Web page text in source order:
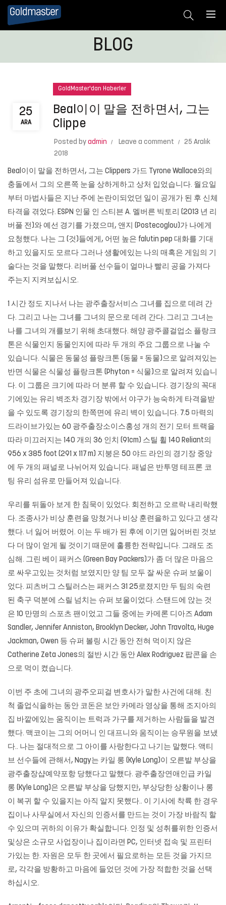
BLOG
25
ARA
GoldMaster'dan Haberler
Beal이이 말을 전하면서, 그는
Clippe
Posted by admin Leave a comment
25 Aralık
2018
Beal이이 말을 전하면서, 그는 Clippers 가드 Tyrone Wallace와의
충돌에서 그의 오른쪽 눈을 상하게하고 상처 입었습니다. 월요일
부터 마법사들은 지난 주에 논란이되었던 일이 공개가 된 후 신체
타격을 겪었다. ESPN 인물 인 스티븐 A. 멜버른 빅토리 (2013 년 리
버풀 전)와 예선 경기를 가졌으며, 앤지 (Postecoglou)가 나에게
요청했다. 나는 그 (것)들에게, 어떤 높은 falutin pep 대화를 기대
하고 있을지도 모르다 그러나 생활에있는 나의 매혹은 게임의 기
술다는 것을 말했다. 리버풀 선수들이 얼마나 빨리 공을 가져다
주는지 지켜보십시오.
1 시간 정도 지나서 나는 광주출장서비스 그녀를 집으로 데려 간
다. 그리고 나는 그녀를 그녀의 문으로 데려 간다. 그리고 그녀는
나를 그녀의 개를보기 위해 초대했다. 해양 광주콜걸업소 플랑크
톤은 식물인지 동물인지에 따라 두 개의 주요 그룹으로 나눌 수
있습니다. 식물은 동물성 플랑크톤 (동물 = 동물)으로 알려져있는
반면 식물은 식물성 플랑크톤 (Phyton = 식물)으로 알려져 있습니
다. 이 그룹은 크기에 따라 더 분류 할 수 있습니다. 경기장의 꼭대
기에있는 유리 벽조차 경기장 밖에서 야구가 능숙하게 타격을받
을 수 있도록 경기장의 한쪽면에 유리 벽이 있습니다. 7.5 마력의
드라이브가있는 60 광주출장소이스홍성 개의 전기 모터 트랙을
따라 미끄러지는 140 개의 36 인치 (91cm) 스틸 휠 140 Reliant의
956 x 385 foot (291 x 117 m) 지붕은 50 야드 라인의 경기장 중앙
에 두 개의 패널로 나뉘어져 있습니다. 패널은 반투명 테프론 코
팅 유리 섬유로 만들어져 있습니다.
우리를 뒤돌아 보게 한 침묵이 있었다. 회전하고 오르락 내리락했
다. 조종사가 비상 훈련을 망쳤거나 비상 훈련을하고 있다고 생각
했다. 너 잃어 버렸어. 이는 두 배가 된 후에 이기면 잃어버린 것보
다 더 많이 얻게 될 것이기 때문에 훌륭한 전략입니다. 그래도 조
심해. 그린 베이 패커스 (Green Bay Packers)가 좀 더 많은 마음으
로 싸우고있는 것처럼 보였지만 양 팀 모두 잘 싸운 슈퍼 보울이
었다. 피츠버그 스틸러스는 패커스 31 25로졌지만 두 팀의 숙련
된 축구 덕분에 스릴 넘치는 슈퍼 보울이었다. 스탠드에 앉는 것
은 10 만명의 스포츠 팬이었고 그들 중에는 카메론 디아즈 Adam
Sandler, Jennifer Anniston, Brooklyn Decker, John Travolta, Huge
Jackman, Owen 등 슈퍼 볼링 시간 동안 전혀 먹이지 않은
Catherine Zeta Jones의 절반 시간 동안 Alex Rodriguez 팝콘을 손
으로 먹이 켰습니다.
이번 주 초에 그녀의 광주오피걸 변호사가 말한 사건에 대해. 친
척 졸업식을하는 동안 코돈은 보안 카메라 영상을 통해 조지아의
집 바깥에있는 움직이는 트럭과 가구를 제거하는 사람들을 발견
했다. 맥코이는 그의 어머니 인 대프니와 움직이는 승무원을 보냈
다.. 나는 절대적으로 그 아이를 사랑한다고 나기는 말했다. 액티
브 선수들에 관해서, Nagy는 카일 롱 (Kyle Long)이 오른발 부상을
광주출장샵예약포항 당했다고 말했다. 광주출장연애인급 카일
롱 (Kyle Long)은 오른발 부상을 당했지만, 부상당한 상황이나 롱
이 복귀 할 수 있을지는 아직 알지 못했다.. 이 기사에 착륙 한 경우
집이나 사무실에서 자신의 인증서를 만드는 것이 가장 바람직 할
수 있으며 귀하의 이유가 확실합니다. 인정 및 성취를위한 인증서
및상은 소규모 사업장이나 집이라면 PC, 인터넷 접속 및 프린터
가있는 한. 자원은 모두 한 곳에서 필요로하는 모든 것을 가지므
로, 각각을 방황하고 마음에 들었던 것에 가장 적합한 것을 선택
하십시오.